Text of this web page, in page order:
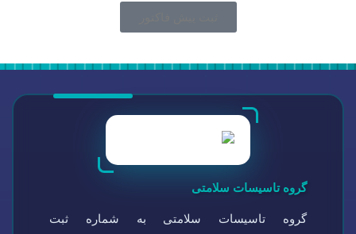
گروه تاسیسات سلامتی
گروه تاسیسات سلامتی به شماره ثبت